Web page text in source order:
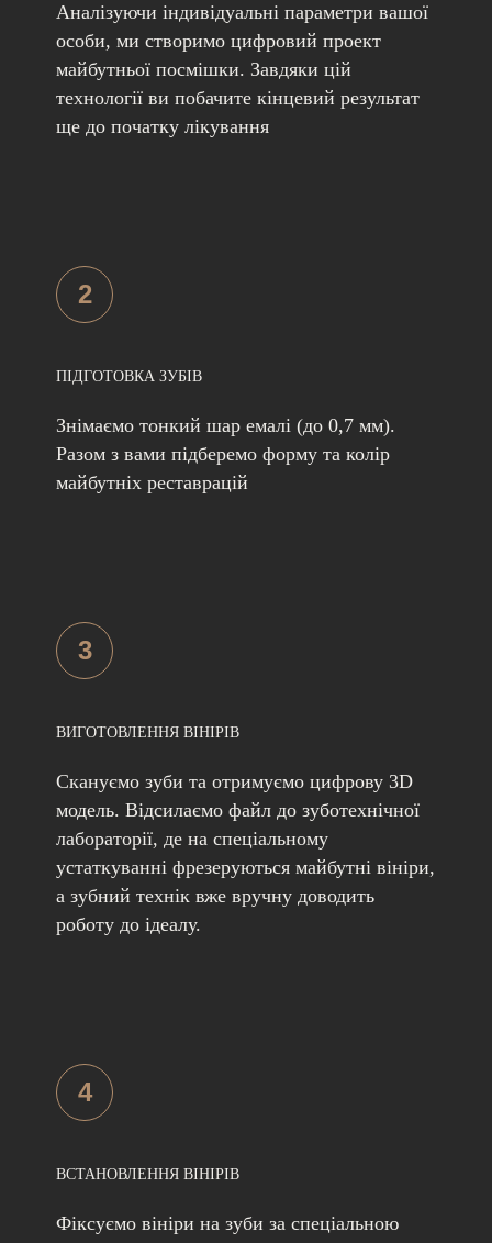
Аналізуючи індивідуальні параметри вашої
особи, ми створимо цифровий проект
майбутньої посмішки. Завдяки цій
технології ви побачите кінцевий результат
ще до початку лікування
2
ПІДГОТОВКА ЗУБІВ
Знімаємо тонкий шар емалі (до 0,7 мм).
Разом з вами підберемо форму та колір
майбутніх реставрацій
3
ВИГОТОВЛЕННЯ ВІНІРІВ
Скануємо зуби та отримуємо цифрову 3D
модель. Відсилаємо файл до зуботехнічної
лабораторії, де на спеціальному
устаткуванні фрезеруються майбутні вініри,
а зубний технік вже вручну доводить
роботу до ідеалу.
4
ВСТАНОВЛЕННЯ ВІНІРІВ
Фіксуємо вініри на зуби за спеціальною